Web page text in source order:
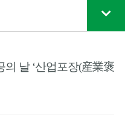
날 ‘산업포장(産業褒